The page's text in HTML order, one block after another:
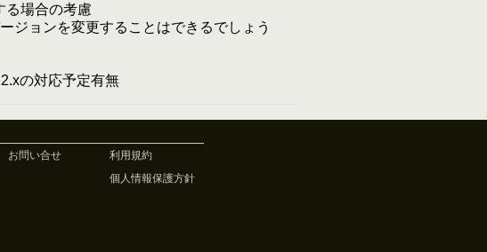
る場合の考慮
ジョンを変更することはできるでしょう
の対応予定有無
お問い合せ
利用規約
個人情報保護方針